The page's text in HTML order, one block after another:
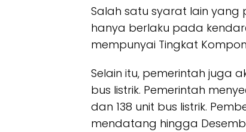
Salah satu syarat lain yang
hanya berlaku pada
mempunyai Tingkat
Selain itu, pemerintah juga
bus listrik. Pemerintah
dan 138 unit bus listrik.
mendatang hingga